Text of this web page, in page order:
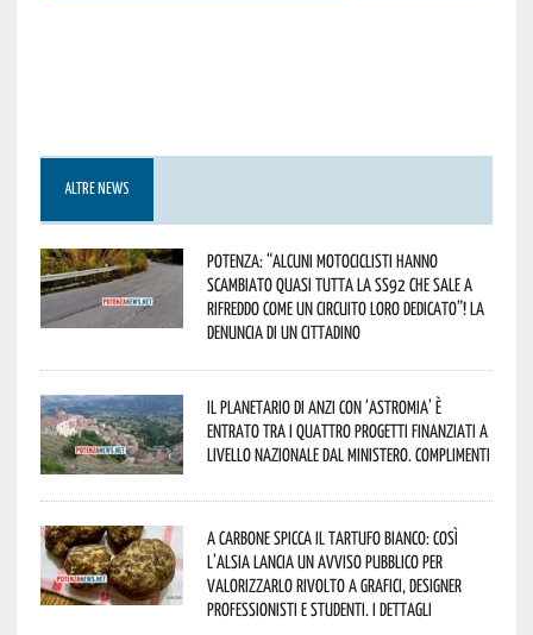
ALTRE NEWS
Potenza: “alcuni motociclisti hanno
scambiato quasi tutta la SS92 che sale a
Rifreddo come un circuito loro dedicato”! La
denuncia di un cittadino
Il Planetario di Anzi con ‘Astromia’ è
entrato tra i quattro progetti finanziati a
livello nazionale dal Ministero. Complimenti
A Carbone spicca il tartufo bianco: così
l’Alsia lancia un avviso pubblico per
valorizzarlo rivolto a grafici, designer
professionisti e studenti. I dettagli